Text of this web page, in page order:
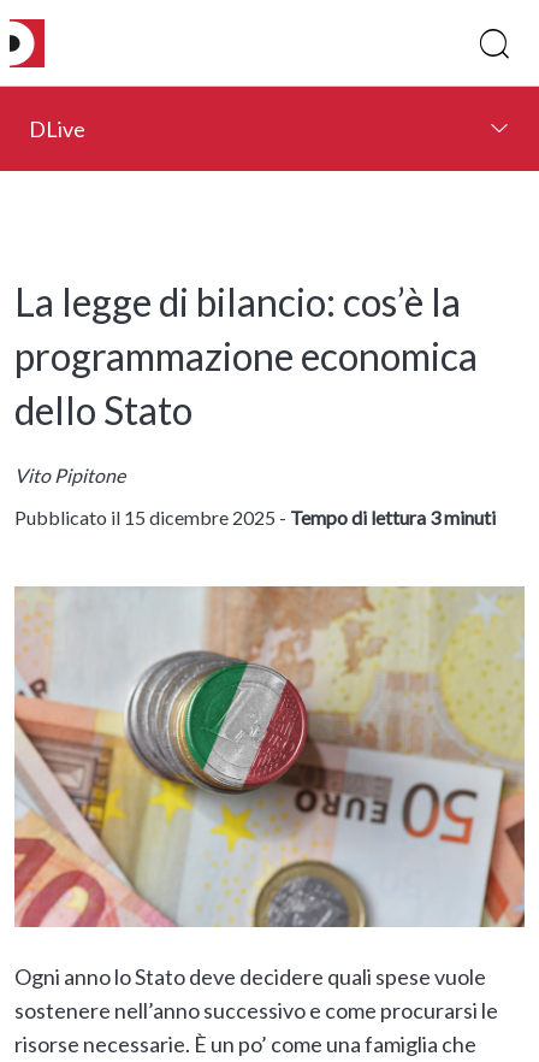
DLive
La legge di bilancio: cos’è la
programmazione economica
dello Stato
Vito Pipitone
Pubblicato il 15 dicembre 2025 - Tempo di lettura 3 minuti
Ogni anno lo Stato deve decidere quali spese vuole
sostenere nell’anno successivo e come procurarsi le
risorse necessarie. È un po’ come una famiglia che